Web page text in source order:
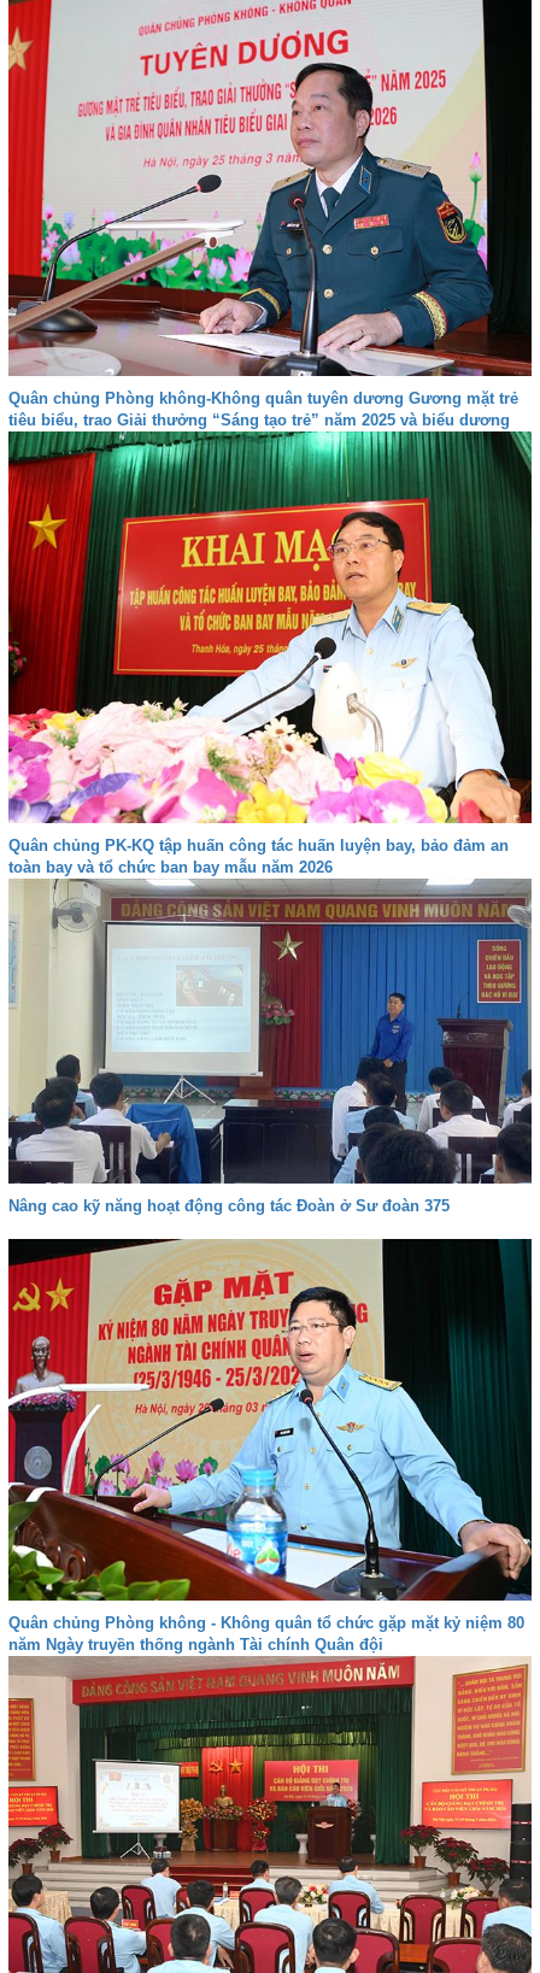
Quân chủng Phòng không-Không quân tuyên dương Gương mặt trẻ
tiêu biểu, trao Giải thưởng “Sáng tạo trẻ” năm 2025 và biểu dương
gia đình quân nhân tiêu biểu giai đoạn 2024-2026
Quân chủng PK-KQ tập huấn công tác huấn luyện bay, bảo đảm an
toàn bay và tổ chức ban bay mẫu năm 2026
Nâng cao kỹ năng hoạt động công tác Đoàn ở Sư đoàn 375
Quân chủng Phòng không - Không quân tổ chức gặp mặt kỷ niệm 80
năm Ngày truyền thống ngành Tài chính Quân đội